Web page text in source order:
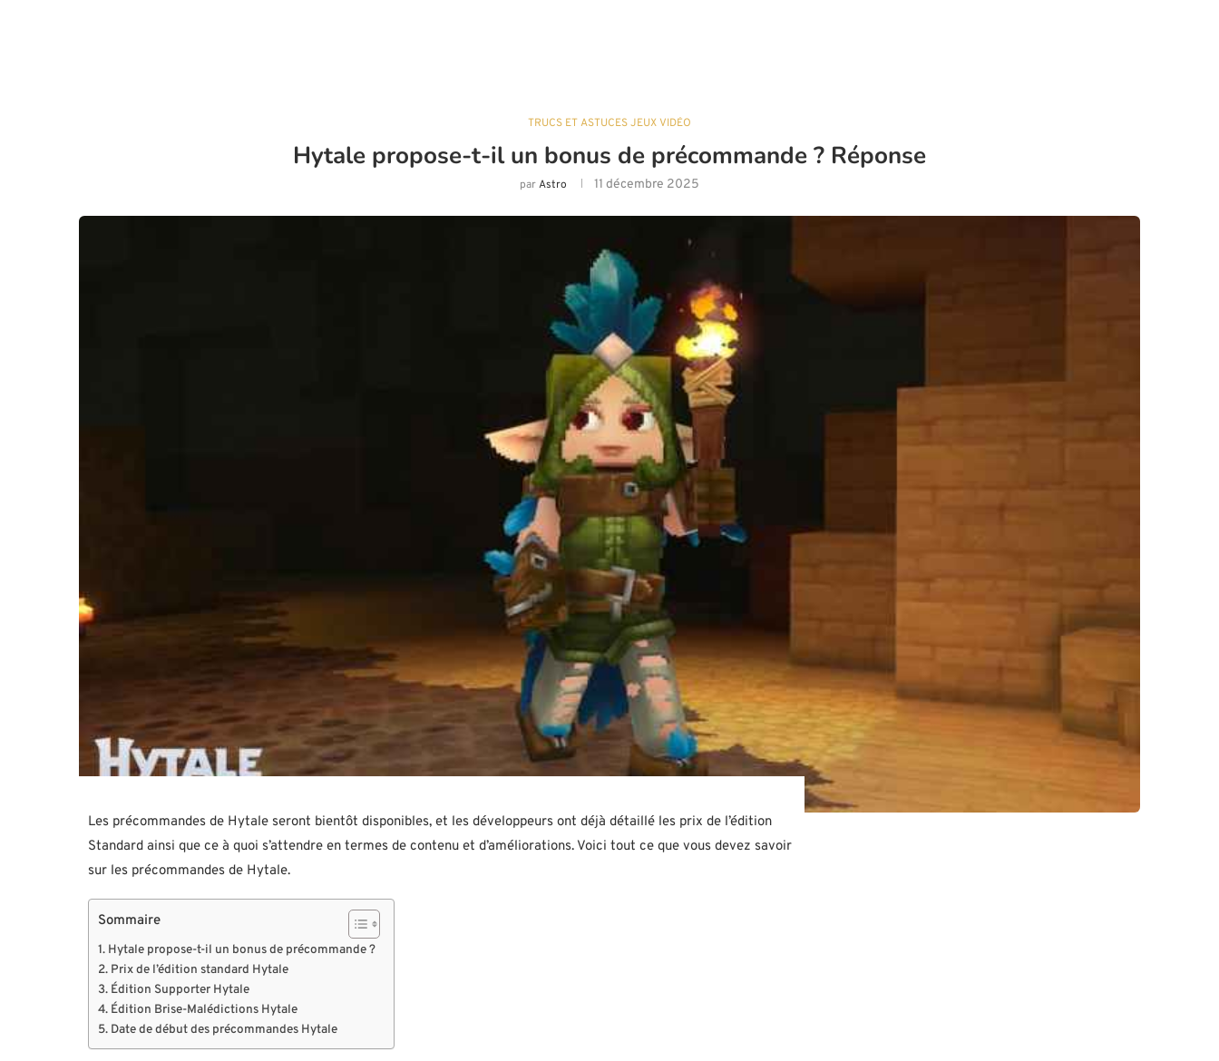
TRUCS ET ASTUCES JEUX VIDÉO
Hytale propose-t-il un bonus de précommande ? Réponse
parAstro 11 décembre 2025
Les précommandes de Hytale seront bientôt disponibles, et les développeurs ont déjà détaillé les prix de l’édition
Standard ainsi que ce à quoi s’attendre en termes de contenu et d’améliorations. Voici tout ce que vous devez savoir
sur les précommandes de Hytale.
Sommaire
Hytale propose-t-il un bonus de précommande ?
Prix de l’édition standard Hytale
Édition Supporter Hytale
Édition Brise-Malédictions Hytale
Date de début des précommandes Hytale